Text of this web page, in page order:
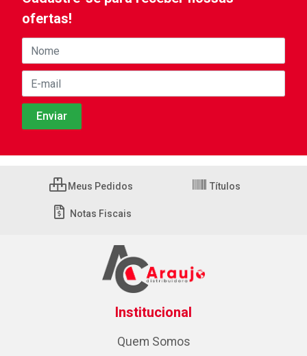
ofertas!
Meus Pedidos Títulos
Notas Fiscais
Institucional
Quem Somos